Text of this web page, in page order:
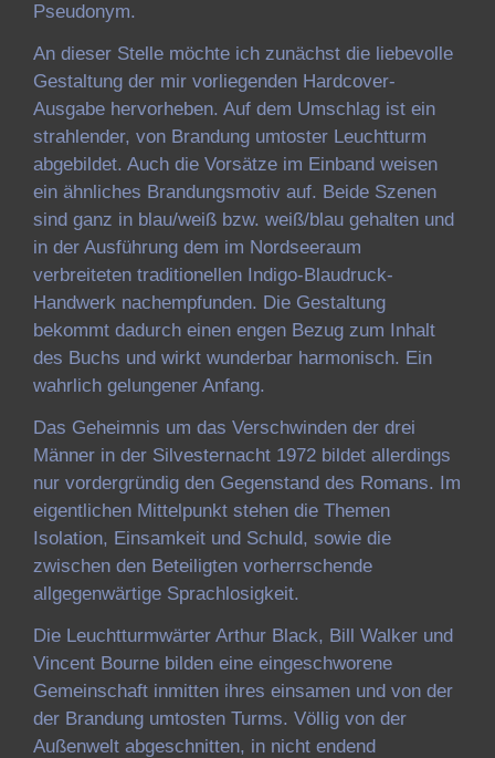
Pseudonym.
An dieser Stelle möchte ich zunächst die liebevolle
Gestaltung der mir vorliegenden Hardcover-
Ausgabe hervorheben. Auf dem Umschlag ist ein
strahlender, von Brandung umtoster Leuchtturm
abgebildet. Auch die Vorsätze im Einband weisen
ein ähnliches Brandungsmotiv auf. Beide Szenen
sind ganz in blau/weiß bzw. weiß/blau gehalten und
in der Ausführung dem im Nordseeraum
verbreiteten traditionellen Indigo-Blaudruck-
Handwerk nachempfunden. Die Gestaltung
bekommt dadurch einen engen Bezug zum Inhalt
des Buchs und wirkt wunderbar harmonisch. Ein
wahrlich gelungener Anfang.
Das Geheimnis um das Verschwinden der drei
Männer in der Silvesternacht 1972 bildet allerdings
nur vordergründig den Gegenstand des Romans. Im
eigentlichen Mittelpunkt stehen die Themen
Isolation, Einsamkeit und Schuld, sowie die
zwischen den Beteiligten vorherrschende
allgegenwärtige Sprachlosigkeit.
Die Leuchtturmwärter Arthur Black, Bill Walker und
Vincent Bourne bilden eine eingeschworene
Gemeinschaft inmitten ihres einsamen und von der
der Brandung umtosten Turms. Völlig von der
Außenwelt abgeschnitten, in nicht endend